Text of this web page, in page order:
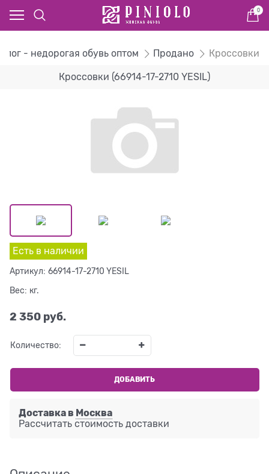
0
- недорогая обувь оптом Продано Кроссовки
Кроссовки (66914-17-2710 YESIL)
Есть в наличии
Артикул: 66914-17-2710 YESIL
Вес: кг.
2 350 руб.
Количество:
ДОБАВИТЬ
Доставка в Москва
Рассчитать стоимость доставки